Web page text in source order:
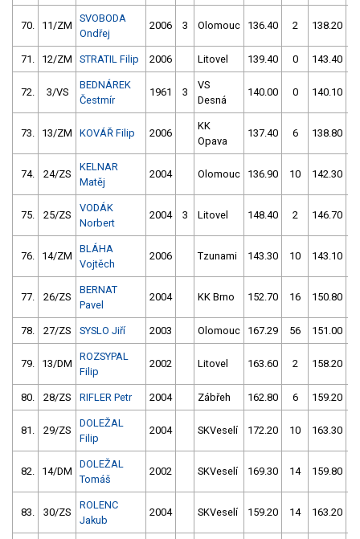
70. 11/ZM
SVOBODA
Ondřej
2006 3 Olomouc 136.40 2 138.20
71. 12/ZM STRATIL Filip 2006 Litovel 139.40 0 143.40
72. 3/VS
BEDNÁREK
Čestmír
1961 3
VS
Desná
140.00 0 140.10
73. 13/ZM KOVÁŘ Filip 2006
KK
Opava
137.40 6 138.80
74. 24/ZS
KELNAR
Matěj
2004 Olomouc 136.90 10 142.30
75. 25/ZS
VODÁK
Norbert
2004 3 Litovel 148.40 2 146.70
76. 14/ZM
BLÁHA
Vojtěch
2006 Tzunami 143.30 10 143.10
77. 26/ZS
BERNAT
Pavel
2004 KK Brno 152.70 16 150.80
78. 27/ZS SYSLO Jiří 2003 Olomouc 167.29 56 151.00
79. 13/DM
ROZSYPAL
Filip
2002 Litovel 163.60 2 158.20
80. 28/ZS RIFLER Petr 2004 Zábřeh 162.80 6 159.20
81. 29/ZS
DOLEŽAL
Filip
2004 SKVeselí 172.20 10 163.30
82. 14/DM
DOLEŽAL
Tomáš
2002 SKVeselí 169.30 14 159.80
83. 30/ZS
ROLENC
Jakub
2004 SKVeselí 159.20 14 163.20